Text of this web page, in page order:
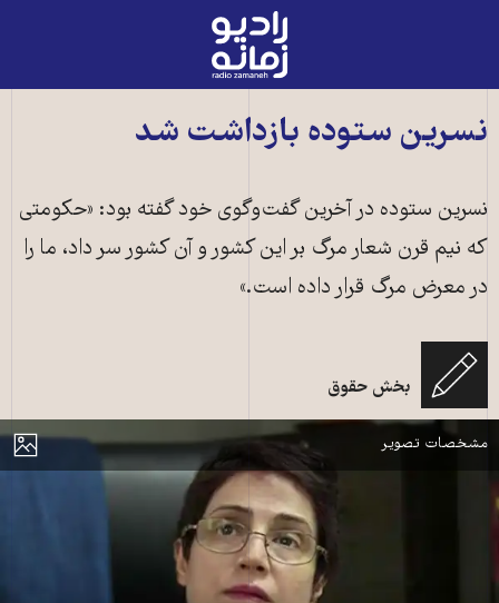
رادیو
زمانه
صفحه
نسرین ستوده بازداشت شد
نسرین ستوده در آخرین گفت‌وگوی خود گفته بود: «حکومتی
که نیم قرن شعار مرگ بر این کشور و آن کشور سر داد، ما را
در معرض مرگ قرار داده است.»
بخش حقوق
نمایش
مشخصات تصویر
نسرین ستودiه، وکیل دادگستری و فعال حقوق بشری ـ عکس از آرشیو